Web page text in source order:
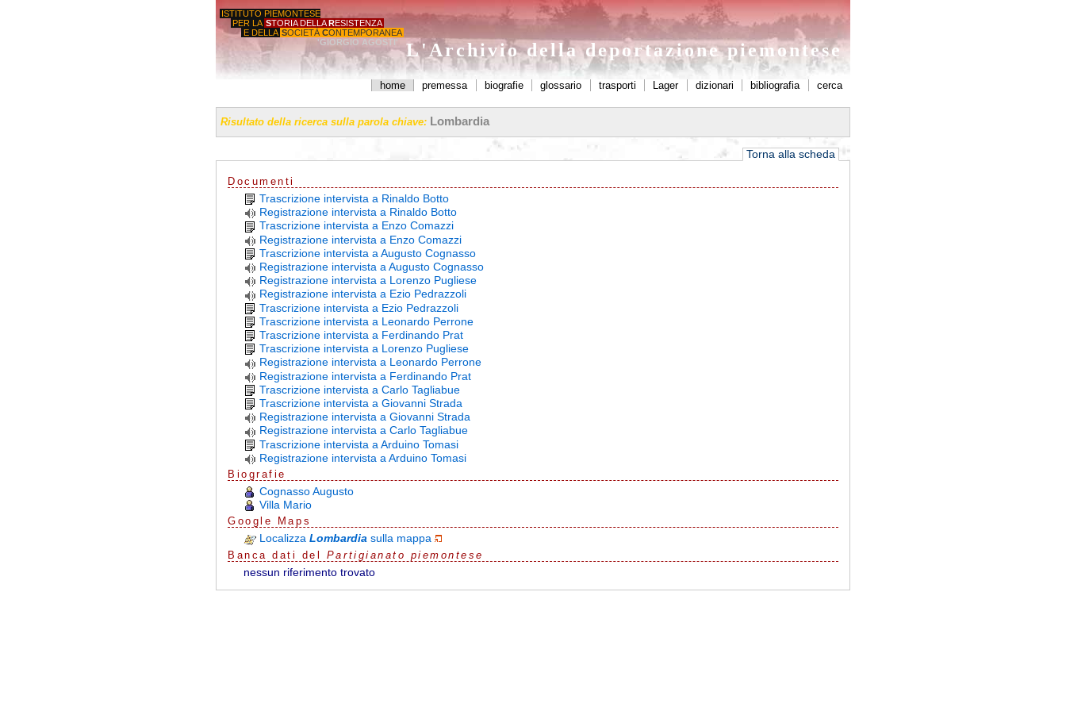
ISTITUTO PIEMONTESE
PER LA STORIA DELLA RESISTENZA
E DELLA SOCIETÀ CONTEMPORANEA
'GIORGIO AGOSTI'
L'Archivio della deportazione piemontese
home premessa biografie glossario trasporti Lager dizionari bibliografia cerca
Risultato della ricerca sulla parola chiave: Lombardia
Torna alla scheda
Documenti
Trascrizione intervista a Rinaldo Botto
Registrazione intervista a Rinaldo Botto
Trascrizione intervista a Enzo Comazzi
Registrazione intervista a Enzo Comazzi
Trascrizione intervista a Augusto Cognasso
Registrazione intervista a Augusto Cognasso
Registrazione intervista a Lorenzo Pugliese
Registrazione intervista a Ezio Pedrazzoli
Trascrizione intervista a Ezio Pedrazzoli
Trascrizione intervista a Leonardo Perrone
Trascrizione intervista a Ferdinando Prat
Trascrizione intervista a Lorenzo Pugliese
Registrazione intervista a Leonardo Perrone
Registrazione intervista a Ferdinando Prat
Trascrizione intervista a Carlo Tagliabue
Trascrizione intervista a Giovanni Strada
Registrazione intervista a Giovanni Strada
Registrazione intervista a Carlo Tagliabue
Trascrizione intervista a Arduino Tomasi
Registrazione intervista a Arduino Tomasi
Biografie
Cognasso Augusto
Villa Mario
G oo g e Maps
LocalizzaLombardiasulla mappa
Banca dati del Partigianato piemontese
nessun riferimento trovato